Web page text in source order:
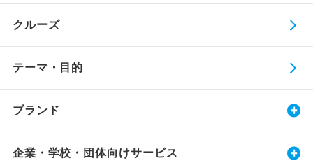
クルーズ
テーマ・目的
ブランド
企業・学校・団体向けサービス